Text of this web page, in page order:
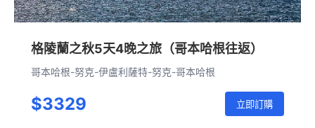
格陵蘭之秋5天4晚之旅（哥本哈根往返）
哥本哈根-努克-伊盧利薩特-努克-哥本哈根
$3329 立即訂購